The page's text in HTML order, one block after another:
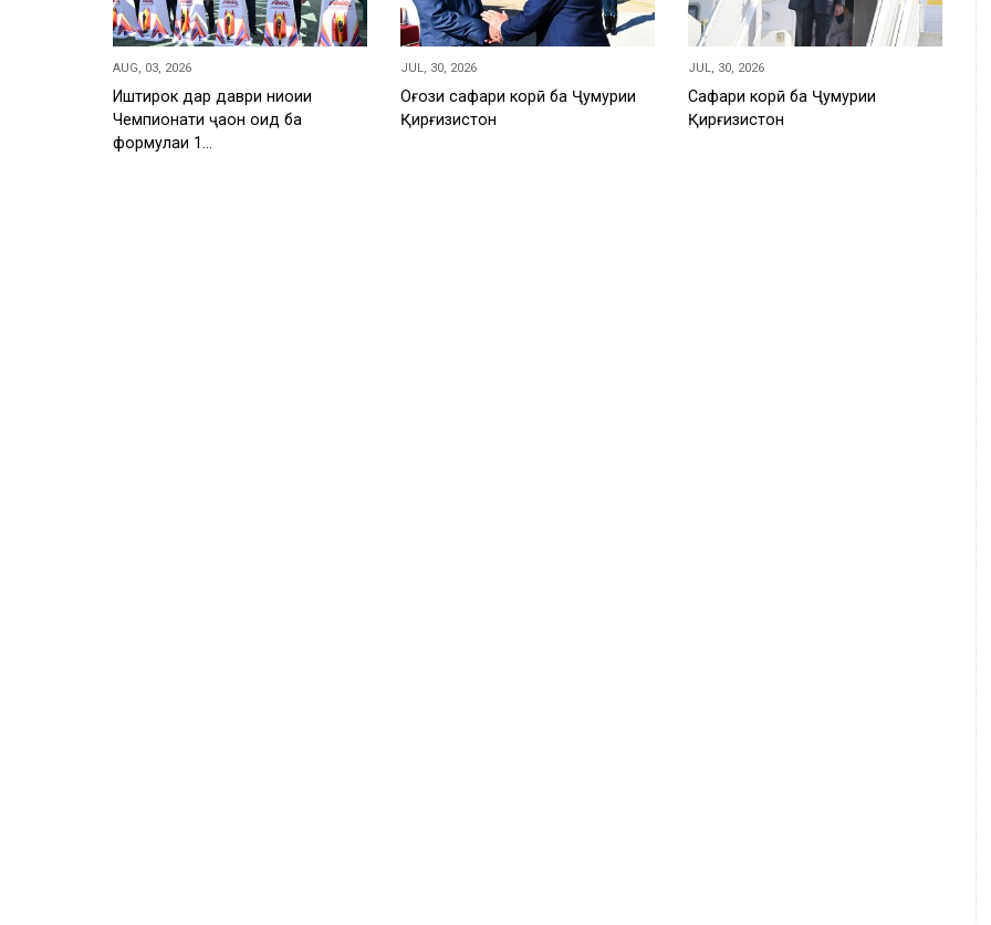
AUG, 03, 2026
Иштирок дар даври ниҳоии
Чемпионати ҷаҳон оид ба
формулаи 1…
JUL, 30, 2026
Оғози сафари корӣ ба Ҷумҳурии
Қирғизистон
JUL, 30, 2026
Сафари корӣ ба Ҷумҳурии
Қирғизистон